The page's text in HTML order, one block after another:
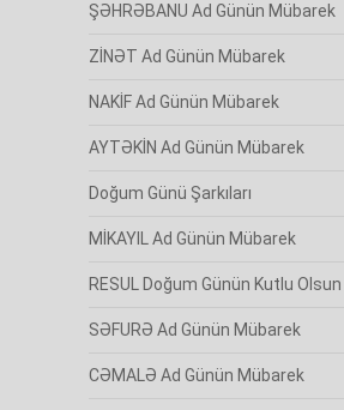
ŞƏHRƏBANU Ad Günün Mübarek
ZİNƏT Ad Günün Mübarek
NAKİF Ad Günün Mübarek
AYTƏKİN Ad Günün Mübarek
Doğum Günü Şarkıları
MİKAYIL Ad Günün Mübarek
RESUL Doğum Günün Kutlu Olsun
SƏFURƏ Ad Günün Mübarek
CƏMALƏ Ad Günün Mübarek